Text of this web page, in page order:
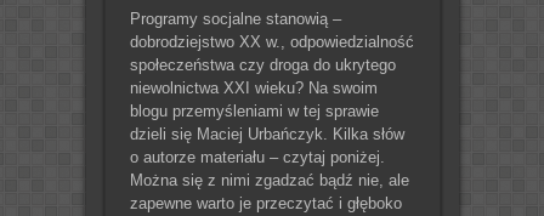
Programy socjalne stanowią –
dobrodziejstwo XX w., odpowiedzialność
społeczeństwa czy droga do ukrytego
niewolnictwa XXI wieku? Na swoim
blogu przemyśleniami w tej sprawie
dzieli się Maciej Urbańczyk. Kilka słów
o autorze materiału – czytaj poniżej.
Można się z nimi zgadzać bądź nie, ale
zapewne warto je przeczytać i głęboko